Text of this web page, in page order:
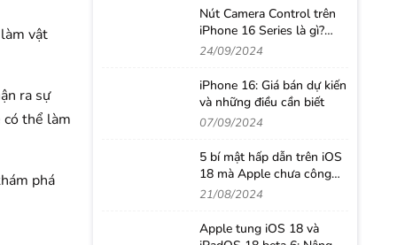
vật
ra sự
có thể làm
phá
nâng tầm trải nghiệm
Nút Camera Control trên
iPhone 16 Series là gì?
Cách sử dụng như thế
24/09/2024
iPhone 16: Giá bán dự kiến
và những điều cần biết
07/09/2024
5 bí mật hấp dẫn trên iOS
18 mà Apple chưa công
bố
21/08/2024
Apple tung iOS 18 và